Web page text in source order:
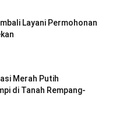
Layani Permohonan
Merah Putih
di Tanah Rempang-